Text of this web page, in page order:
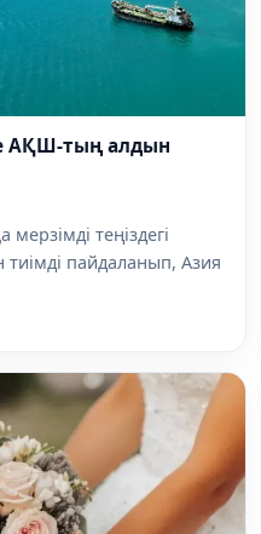
АҚШ-тың алдын
теңіздегі
тиімді пайдаланып, Азия